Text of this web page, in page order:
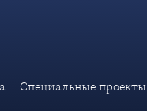
Специальные проекты